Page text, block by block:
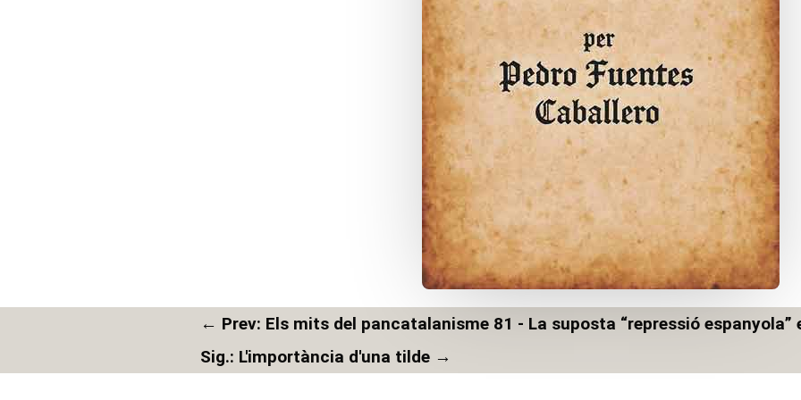
← Prev: Els mits del pancatalanisme 81 - La suposta “repressió espanyola”
Sig.: L'importància d'una tilde →